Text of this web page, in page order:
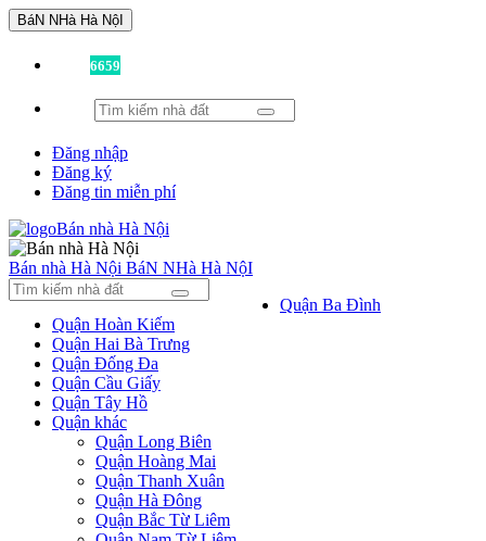
BáN NHà Hà NộI
6659
Đăng nhập
Đăng ký
Đăng tin miễn phí
Bán nhà Hà Nội BáN NHà Hà NộI
Quận Ba Đình
Quận Hoàn Kiếm
Quận Hai Bà Trưng
Quận Đống Đa
Quận Cầu Giấy
Quận Tây Hồ
Quận khác
Quận Long Biên
Quận Hoàng Mai
Quận Thanh Xuân
Quận Hà Đông
Quận Bắc Từ Liêm